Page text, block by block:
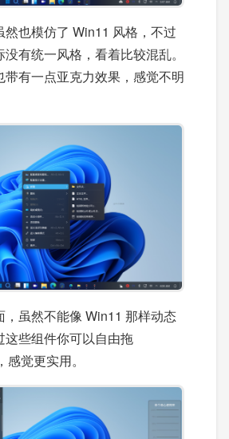
然也模仿了 Win11 风格，不过
有统一风格，看着比较混乱。
带有一点亚克力效果，感觉不明
，虽然不能像 Win11 那样动态
这些组件你可以自由拖
觉更实用。